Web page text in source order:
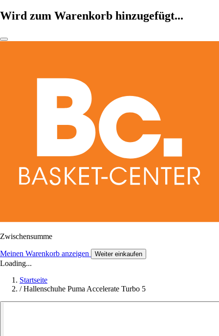
Wird zum Warenkorb hinzugefügt...
Zwischensumme
Meinen Warenkorb anzeigen Weiter einkaufen
Loading...
Startseite
/ Hallenschuhe Puma Accelerate Turbo 5